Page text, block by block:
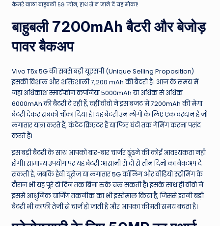
कैमरे वाला बाहुबली 5G फोन, हाथ से न जाने दें यह मौका!
बाहुबली 7200mAh बैटरी और बेजोड़
पावर बैकअप
Vivo T5x 5G की सबसे बड़ी यूएसपी (Unique Selling Proposition)
इसकी विशाल और शक्तिशाली 7,200 mAh की बैटरी है। आज के समय में
जहां अधिकांश स्मार्टफोन कंपनियां 5000mAh या अधिक से अधिक
6000mAh की बैटरी दे रही हैं, वहीं वीवो ने इस बजट में 7200mAh की मेगा
बैटरी देकर सबको चौंका दिया है। यह बैटरी उन लोगों के लिए एक वरदान है जो
लगातार यात्रा करते हैं, कंटेंट क्रिएटर हैं या फिर घंटों तक गेमिंग करना पसंद
करते हैं।
इस बड़ी बैटरी के साथ आपको बार-बार चार्जर ढूंढने की कोई आवश्यकता नहीं
होगी। सामान्य उपयोग पर यह बैटरी आसानी से दो से तीन दिनों का बैकअप दे
सकती है, जबकि हैवी यूसेज या लगातार 5G कॉलिंग और वीडियो स्ट्रीमिंग के
दौरान भी यह पूरे दो दिन तक बिना रुके चल सकती है। इसके साथ ही वीवो ने
इसमें आधुनिक चार्जिंग तकनीक का भी इस्तेमाल किया है, जिससे इतनी बड़ी
बैटरी भी काफी तेजी से चार्ज हो जाती है और आपका कीमती समय बचता है।